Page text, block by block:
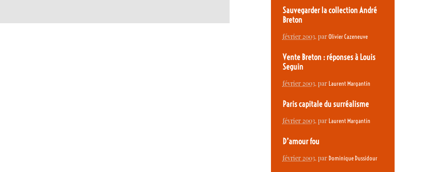
Sauvegarder la collection André
Breton
février 2003, par Olivier Cazeneuve
Vente Breton : réponses à Louis
Seguin
février 2003, par Laurent Margantin
Paris capitale du surréalisme
février 2003, par Laurent Margantin
D’amour fou
février 2003, par Dominique Dussidour